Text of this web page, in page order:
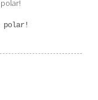
polar!